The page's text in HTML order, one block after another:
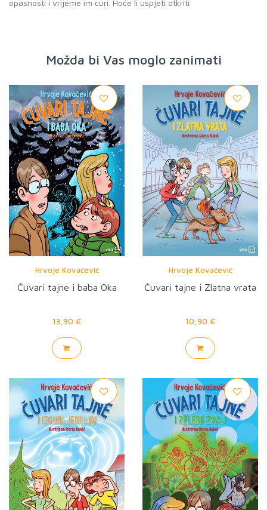
opasnosti i vrijeme im curi. Hoće li uspjeti otkriti
Možda bi Vas moglo zanimati
Hrvoje Kovačević
Čuvari tajne i baba Oka
13,90 €
Hrvoje Kovačević
Čuvari tajne i Zlatna vrata
10,90 €